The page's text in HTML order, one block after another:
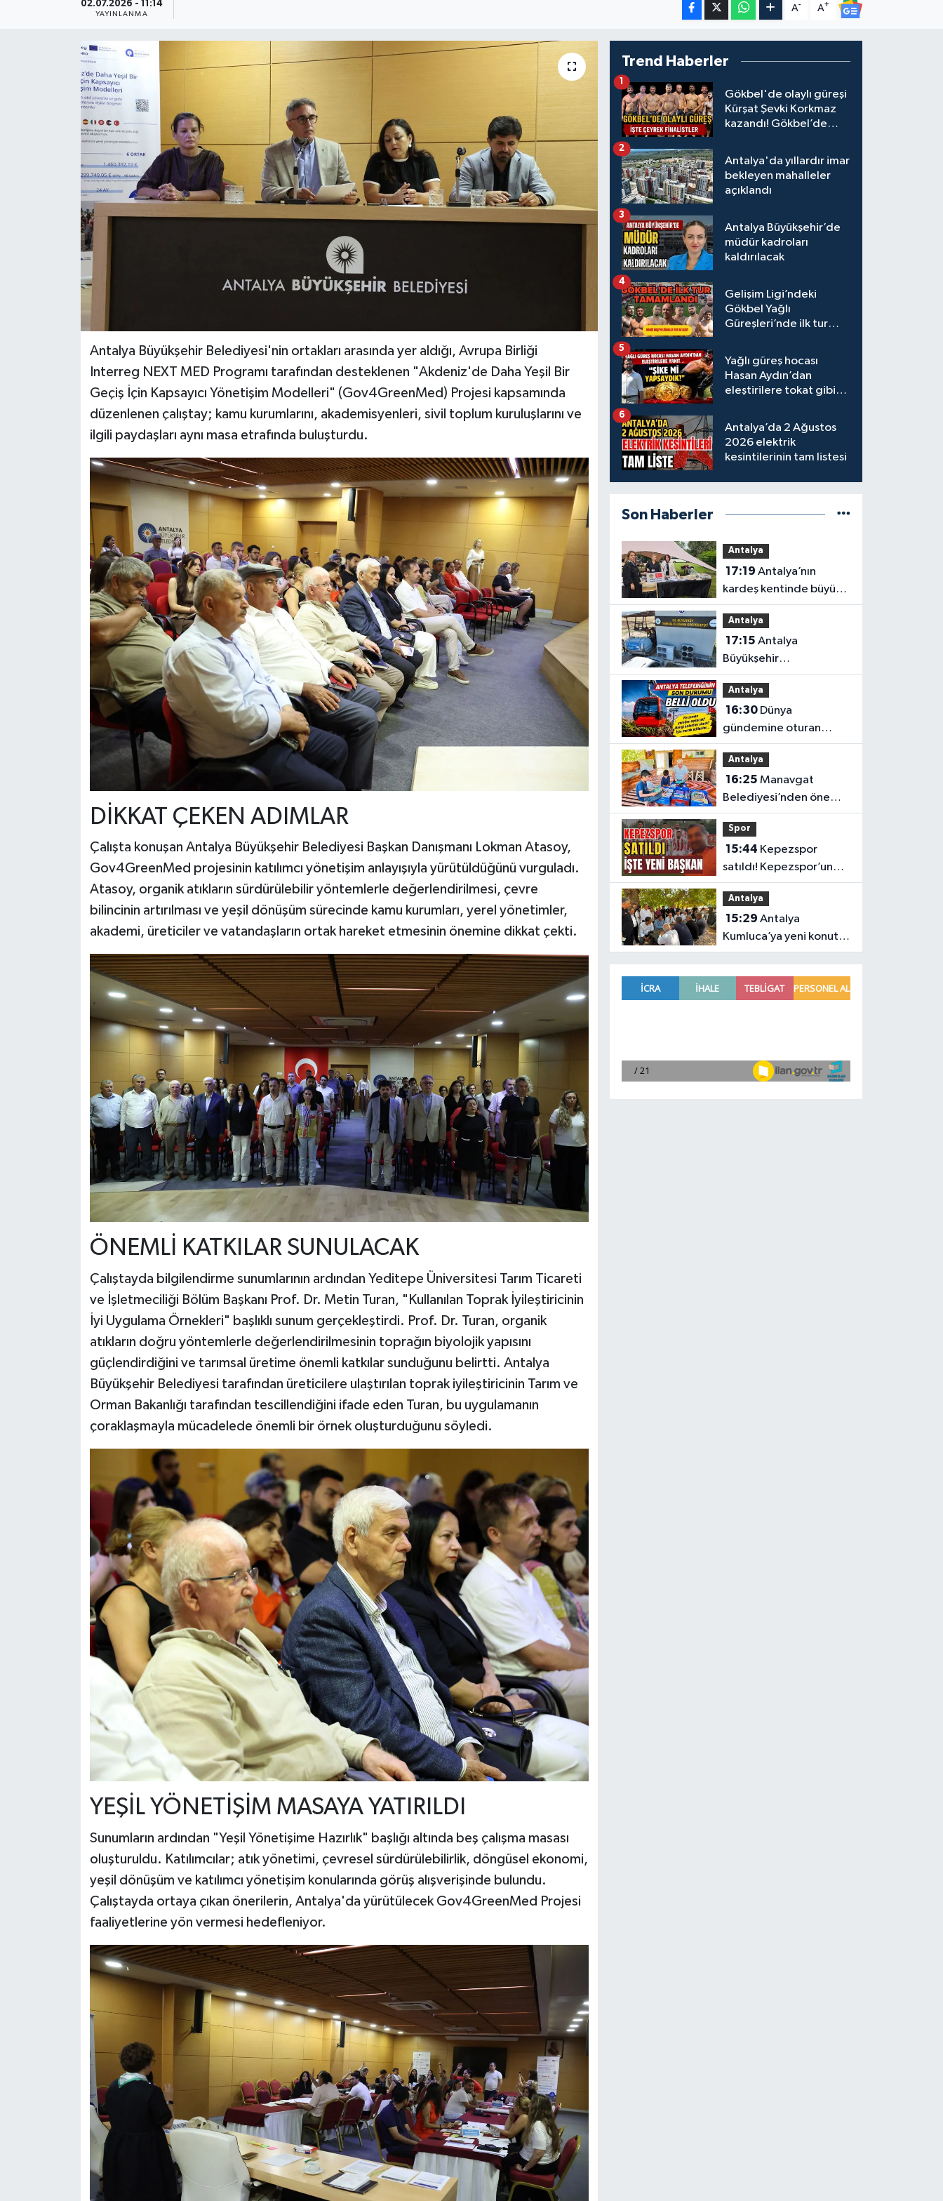
02.07.2026 - 11:14
YAYINLANMA
A- A+
Antalya Büyükşehir Belediyesi'nin ortakları arasında yer aldığı, Avrupa Birliği
Interreg NEXT MED Programı tarafından desteklenen "Akdeniz'de Daha Yeşil Bir
Geçiş İçin Kapsayıcı Yönetişim Modelleri" (Gov4GreenMed) Projesi kapsamında
düzenlenen çalıştay; kamu kurumlarını, akademisyenleri, sivil toplum kuruluşlarını ve
ilgili paydaşları aynı masa etrafında buluşturdu.
DİKKAT ÇEKEN ADIMLAR
Çalışta konuşan Antalya Büyükşehir Belediyesi Başkan Danışmanı Lokman Atasoy,
Gov4GreenMed projesinin katılımcı yönetişim anlayışıyla yürütüldüğünü vurguladı.
Atasoy, organik atıkların sürdürülebilir yöntemlerle değerlendirilmesi, çevre
bilincinin artırılması ve yeşil dönüşüm sürecinde kamu kurumları, yerel yönetimler,
akademi, üreticiler ve vatandaşların ortak hareket etmesinin önemine dikkat çekti.
ÖNEMLİ KATKILAR SUNULACAK
Çalıştayda bilgilendirme sunumlarının ardından Yeditepe Üniversitesi Tarım Ticareti
ve İşletmeciliği Bölüm Başkanı Prof. Dr. Metin Turan, "Kullanılan Toprak İyileştiricinin
İyi Uygulama Örnekleri" başlıklı sunum gerçekleştirdi. Prof. Dr. Turan, organik
atıkların doğru yöntemlerle değerlendirilmesinin toprağın biyolojik yapısını
güçlendirdiğini ve tarımsal üretime önemli katkılar sunduğunu belirtti. Antalya
Büyükşehir Belediyesi tarafından üreticilere ulaştırılan toprak iyileştiricinin Tarım ve
Orman Bakanlığı tarafından tescillendiğini ifade eden Turan, bu uygulamanın
çoraklaşmayla mücadelede önemli bir örnek oluşturduğunu söyledi.
YEŞİL YÖNETİŞİM MASAYA YATIRILDI
Sunumların ardından "Yeşil Yönetişime Hazırlık" başlığı altında beş çalışma masası
oluşturuldu. Katılımcılar; atık yönetimi, çevresel sürdürülebilirlik, döngüsel ekonomi,
yeşil dönüşüm ve katılımcı yönetişim konularında görüş alışverişinde bulundu.
Çalıştayda ortaya çıkan önerilerin, Antalya'da yürütülecek Gov4GreenMed Projesi
faaliyetlerine yön vermesi hedefleniyor.
Trend Haberler
Gökbel'de olaylı güreşi
Kürşat Şevki Korkmaz
kazandı! Gökbel’de
Gürbüz elendi!
1
Antalya'da yıllardır imar
bekleyen mahalleler
açıklandı
2
Antalya Büyükşehir’de
müdür kadroları
kaldırılacak
3
Gelişim Ligi’ndeki
Gökbel Yağlı
Güreşleri’nde ilk tur
4
Yağlı güreş hocası
Hasan Aydın’dan
eleştirilere tokat gibi
5
Antalya’da 2 Ağustos
2026 elektrik
kesintilerinin tam listesi
6
Son Haberler
Antalya
17:19
kardeş kentinde büyük
tanıtım
Antalya
17:15
Büyükşehir
Belediyesi’nden
üreticilere ücretsiz
destek
Antalya
16:30Dünya
gündemine oturan
Antalya teleferiğinin
son durumu belli oldu
Antalya
16:25
Belediyesi’nden önemli
eğitim
Spor
15:44
satıldı! Kepezspor’un
yeni başkanı kim? İşte
yeni başkan
Antalya
15:29
Kumluca’ya yeni konut
müjdesi
Kültür & Sanat
Magazin
Resmi İlan
Sağlık & Yaşam
Siyaset